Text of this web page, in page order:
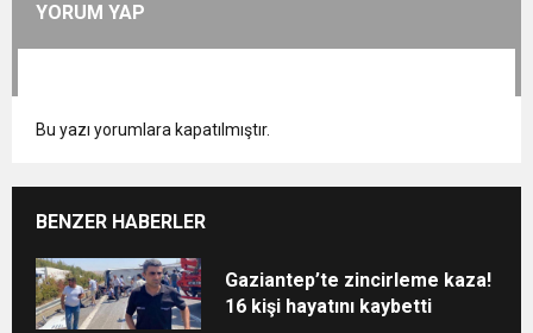
YORUM YAP
Bu yazı yorumlara kapatılmıştır.
BENZER HABERLER
Gaziantep’te zincirleme kaza!
16 kişi hayatını kaybetti